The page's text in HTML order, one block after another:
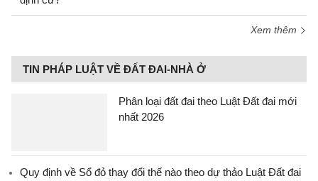
Xem thêm
TIN PHÁP LUẬT VỀ ĐẤT ĐAI-NHÀ Ở
Phân loại đất đai theo Luật Đất đai mới
nhất 2026
Quy định về Sổ đỏ thay đổi thế nào theo dự thảo Luật Đất đai